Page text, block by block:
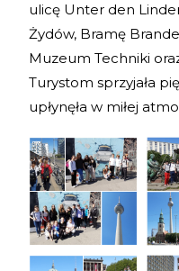
ulicę Unter den
Żydów, Bramę
Muzeum Techniki
Turystom sprzyjała
upłynęła w miłej